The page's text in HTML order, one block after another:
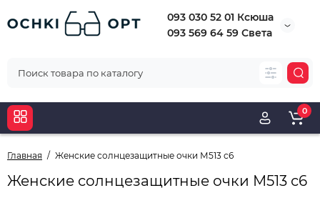
093 030 52 01 Ксюша
093 569 64 59 Света
0
Главная Женские солнцезащитные очки М513 с6
Женские солнцезащитные очки М513 с6